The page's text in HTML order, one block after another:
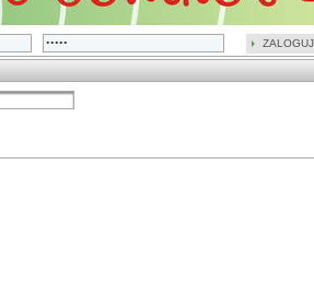
ZALOGUJ